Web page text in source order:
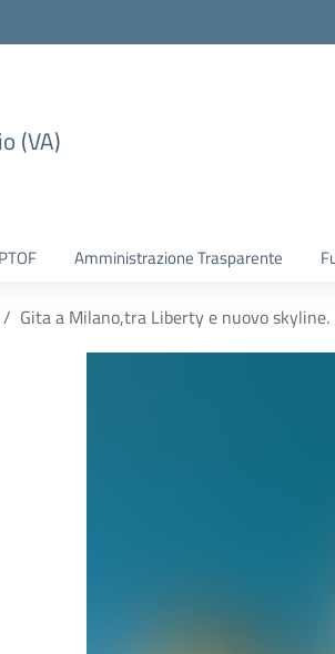
(VA)
PTOF Amministrazione Trasparente
Gita a Milano,tra Liberty e nuovo skyline.